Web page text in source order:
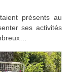
présents au
ses activités